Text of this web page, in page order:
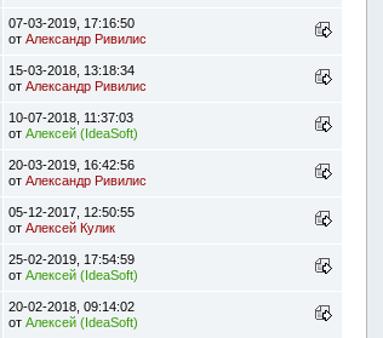
07-03-2019, 17:16:50
отАлександр Ривилис
15-03-2018, 13:18:34
отАлександр Ривилис
10-07-2018, 11:37:03
отАлексей (IdeaSoft)
20-03-2019, 16:42:56
отАлександр Ривилис
05-12-2017, 12:50:55
отАлексей Кулик
25-02-2019, 17:54:59
отАлексей (IdeaSoft)
20-02-2018, 09:14:02
отАлексей (IdeaSoft)